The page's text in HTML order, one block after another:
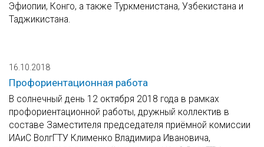
Эфиопии, Конго, а также Туркменистана, Узбекистана и
Таджикистана.
16.10.2018
Профориентационная работа
В солнечный день 12 октября 2018 года в рамках
профориентационной работы, дружный коллектив в
составе Заместителя председателя приёмной комиссии
ИАиС ВолгГТУ Клименко Владимира Ивановича,